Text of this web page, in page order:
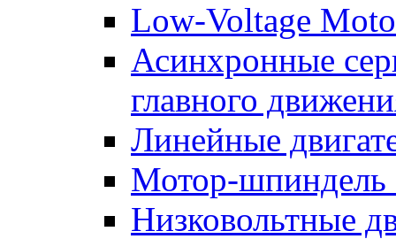
Low-Voltage
Асинхронные
главного
Линейные
Мотор-шпиндель
Низковольтные